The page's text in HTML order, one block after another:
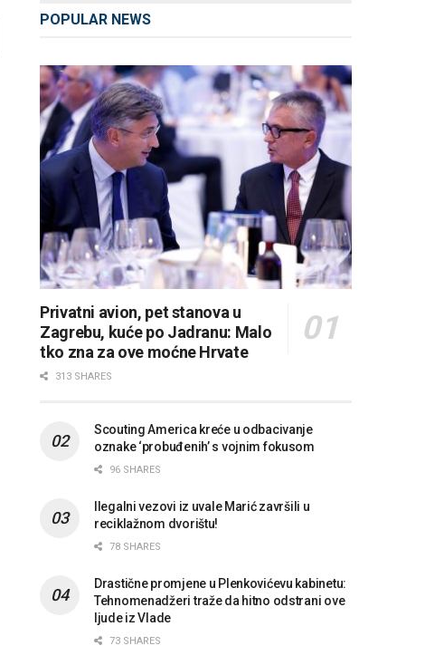
POPULAR NEWS
Privatni avion, pet stanova u
Zagrebu, kuće po Jadranu: Malo
tko zna za ove moćne Hrvate
313 SHARES
Scouting America kreće u odbacivanje
oznake ‘probuđenih’ s vojnim fokusom
96 SHARES
Ilegalni vezovi iz uvale Marić završili u
reciklažnom dvorištu!
78 SHARES
Drastične promjene u Plenkovićevu kabinetu:
Tehnomenadžeri traže da hitno odstrani ove
ljude iz Vlade
73 SHARES